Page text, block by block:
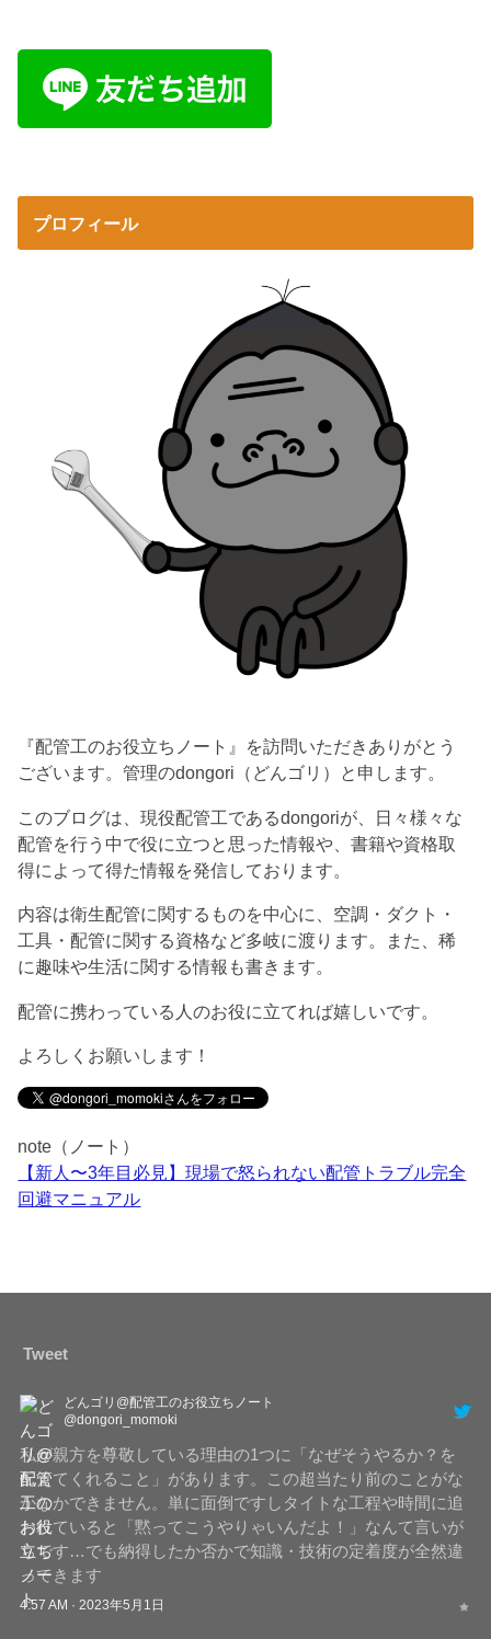
プロフィール
『配管工のお役立ちノート』を訪問いただきありがとう
ございます。管理のdongori（どんゴリ）と申します。
このブログは、現役配管工であるdongoriが、日々様々な
配管を行う中で役に立つと思った情報や、書籍や資格取
得によって得た情報を発信しております。
内容は衛生配管に関するものを中心に、空調・ダクト・
工具・配管に関する資格など多岐に渡ります。また、稀
に趣味や生活に関する情報も書きます。
配管に携わっている人のお役に立てれば嬉しいです。
よろしくお願いします！
note（ノート）
【新人〜3年目必見】現場で怒られない配管トラブル完全
回避マニュアル
Tweet
どんゴリ@配管工のお役立ちノート
@dongori_momoki
私が親方を尊敬している理由の1つに「なぜそうやるか？を
伝えてくれること」があります。この超当たり前のことがな
かなかできません。単に面倒ですしタイトな工程や時間に追
われていると「黙ってこうやりゃいんだよ！」なんて言いが
ちです…でも納得したか否かで知識・技術の定着度が全然違
ってきます
4:57 AM · 2023年5月1日